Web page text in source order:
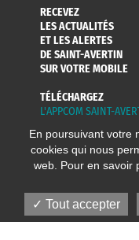
RECEVEZ
LES ACTUALITÉS
ET LES ALERTES
DE SAINT-AVERTIN
SUR VOTRE MOBILE
TÉLÉCHARGEZ
L'APPCOM SAINT-
En poursuivant votre
cookies qui nous
web. Pour en savoir
Tout accepter